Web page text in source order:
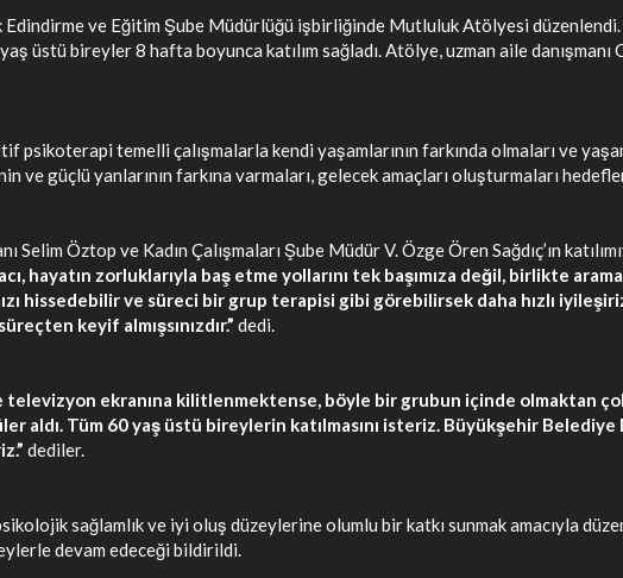
ve Eğitim Şube Müdürlüğü işbirliğinde Mutluluk Atölyesi
üstü bireyler 8 hafta boyunca katılım sağladı. Atölye, uzman aile danışmanı
temelli çalışmalarla kendi yaşamlarının farkında olmaları ve
güçlü yanlarının farkına varmaları, gelecek amaçları oluşturmaları
Öztop ve Kadın Çalışmaları Şube Müdür V. Özge Ören Sağdıç’ın
hayatın zorluklarıyla baş etme yollarını tek başımıza değil, birlikte
hissedebilir ve süreci bir grup terapisi gibi görebilirsek daha hızlı
keyif almışsınızdır.” dedi.
televizyon ekranına kilitlenmektense, böyle bir grubun içinde olmaktan
aldı. Tüm 60 yaş üstü bireylerin katılmasını isteriz. Büyükşehir Belediye
dediler.
sağlamlık ve iyi oluş düzeylerine olumlu bir katkı sunmak amacıyla
devam edeceği bildirildi.